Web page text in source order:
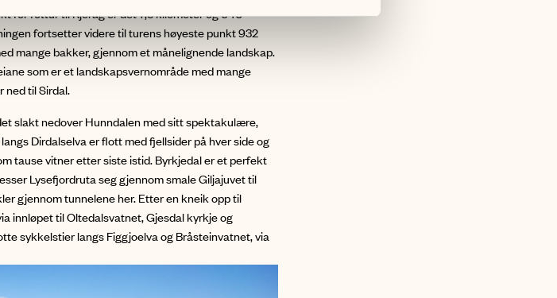
for fottur til Kjerag er det 7,5 kilometer og 640
fortsetter videre til turens høyeste punkt 932
mange bakker, gjennom et månelignende landskap.
som er et landskapsvernområde med mange
ned til Sirdal.
slakt nedover Hunndalen med sitt spektakulære,
Dirdalselva er flott med fjellsider på hver side og
tause vitner etter siste istid. Byrkjedal er et perfekt
Lysefjordruta seg gjennom smale Giljajuvet til
gjennom tunnelene her. Etter en kneik opp til
innløpet til Oltedalsvatnet, Gjesdal kyrkje og
sykkelstier langs Figgjoelva og Bråsteinvatnet, via